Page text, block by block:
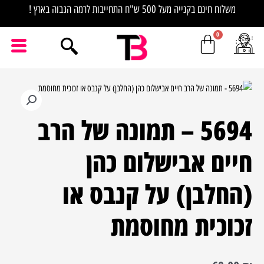
משלוח חינם בקנייה מעל 500 ש"ח התחייבות לרמה הגבוה בארץ !
5694 – תמונה של הרב
חיים אבישלום כהן
(החלבן) על קנבס או
זכוכית מחוסמת
כמות
5694
-
הרב
חיים
כהן